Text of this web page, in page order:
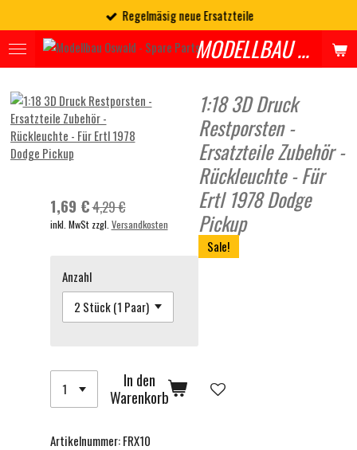
Hauptinhalt
springen
MODELLBAU OSWALD - SPARES
Regelmäsig neue Ersatzteile
1:18 3D Druck
Restporsten -
Ersatzteile Zubehör -
Rückleuchte - Für
Ertl 1978 Dodge
Pickup
Sale!
1,69 €4,29 €
inkl. MwSt zzgl. Versandkosten
Anzahl
In den
Warenkorb
Artikelnummer: FRX10